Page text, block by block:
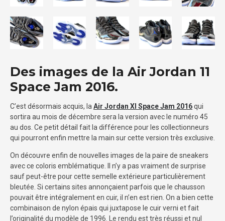
Des images de la Air Jordan 11
Space Jam 2016.
C’est désormais acquis, la Air Jordan XI Space Jam 2016qui
sortira au mois de décembre sera la version avec le numéro 45
au dos. Ce petit détail fait la différence pour les collectionneurs
qui pourront enfin mettre la main sur cette version très exclusive.
On découvre enfin de nouvelles images de la paire de sneakers
avec ce coloris emblématique. Il n’y a pas vraiment de surprise
sauf peut-être pour cette semelle extérieure particulièrement
bleutée. Si certains sites annonçaient parfois que le chausson
pouvait être intégralement en cuir, il n’en est rien. On a bien cette
combinaison de nylon épais qui juxtapose le cuir verni et fait
l’originalité du modèle de 1996. Le rendu est très réussi et nul